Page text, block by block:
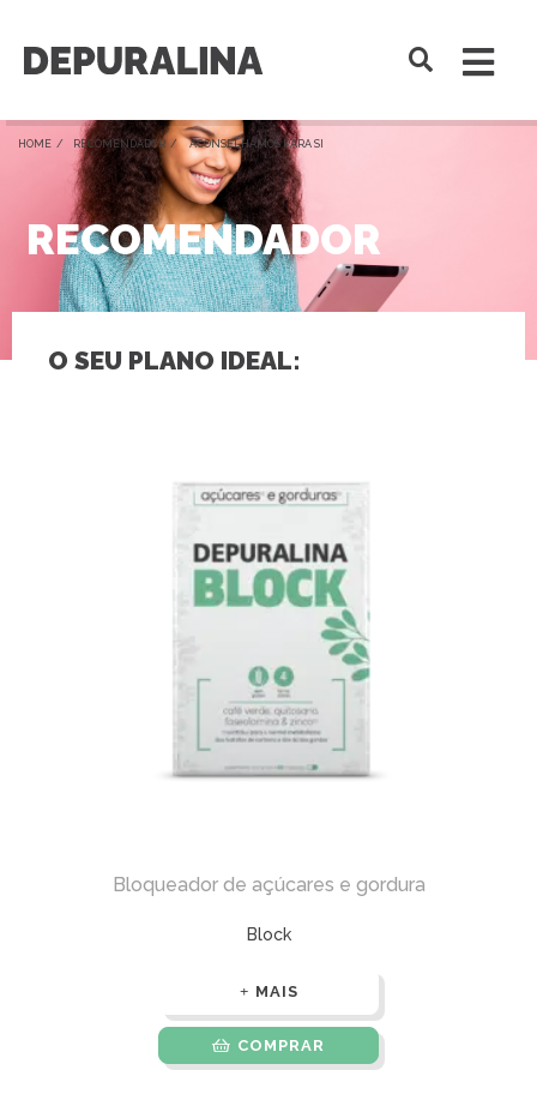
HOME / RECOMENDADOR / ACONSELHAMOS PARA SI
RECOMENDADOR
O SEU PLANO IDEAL:
Bloqueador de açúcares e gordura
Block
MAIS
COMPRAR